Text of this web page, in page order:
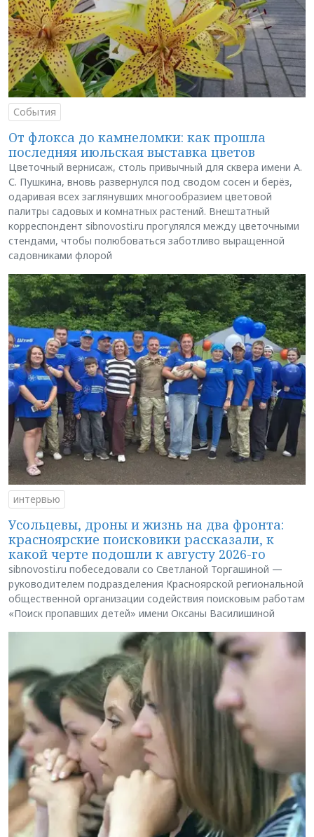
События
От флокса до камнеломки: как прошла
последняя июльская выставка цветов
Цветочный вернисаж, столь привычный для сквера имени А.
С. Пушкина, вновь развернулся под сводом сосен и берёз,
одаривая всех заглянувших многообразием цветовой
палитры садовых и комнатных растений. Внештатный
корреспондент sibnovosti.ru прогулялся между цветочными
стендами, чтобы полюбоваться заботливо выращенной
садовниками флорой
интервью
Усольцевы, дроны и жизнь на два фронта:
красноярские поисковики рассказали, к
какой черте подошли к августу 2026-го
sibnovosti.ru побеседовали со Светланой Торгашиной —
руководителем подразделения Красноярской региональной
общественной организации содействия поисковым работам
«Поиск пропавших детей» имени Оксаны Василишиной